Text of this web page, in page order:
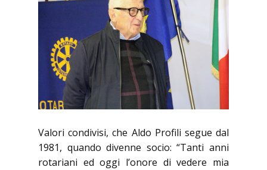
Valori condivisi, che Aldo Profili segue dal
1981, quando divenne socio: “Tanti anni
rotariani ed oggi l’onore di vedere mia